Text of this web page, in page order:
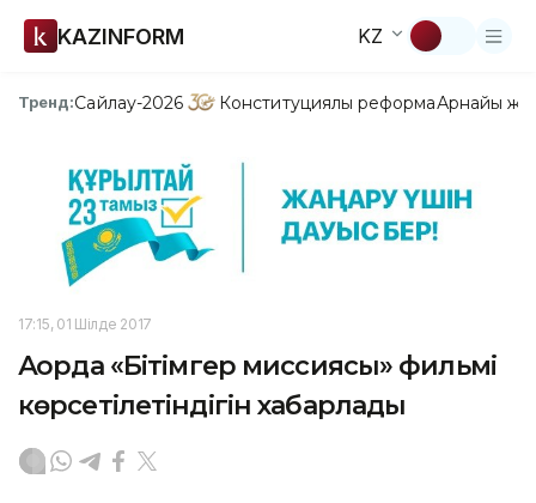
KAZINFORM KZ
Тренд:Сайлау-2026 Конституциялық реформаАрнайы
17:15, 01 Шілде 2017
Ақорда «Бітімгер миссиясы» фильмі
көрсетілетіндігін хабарлады